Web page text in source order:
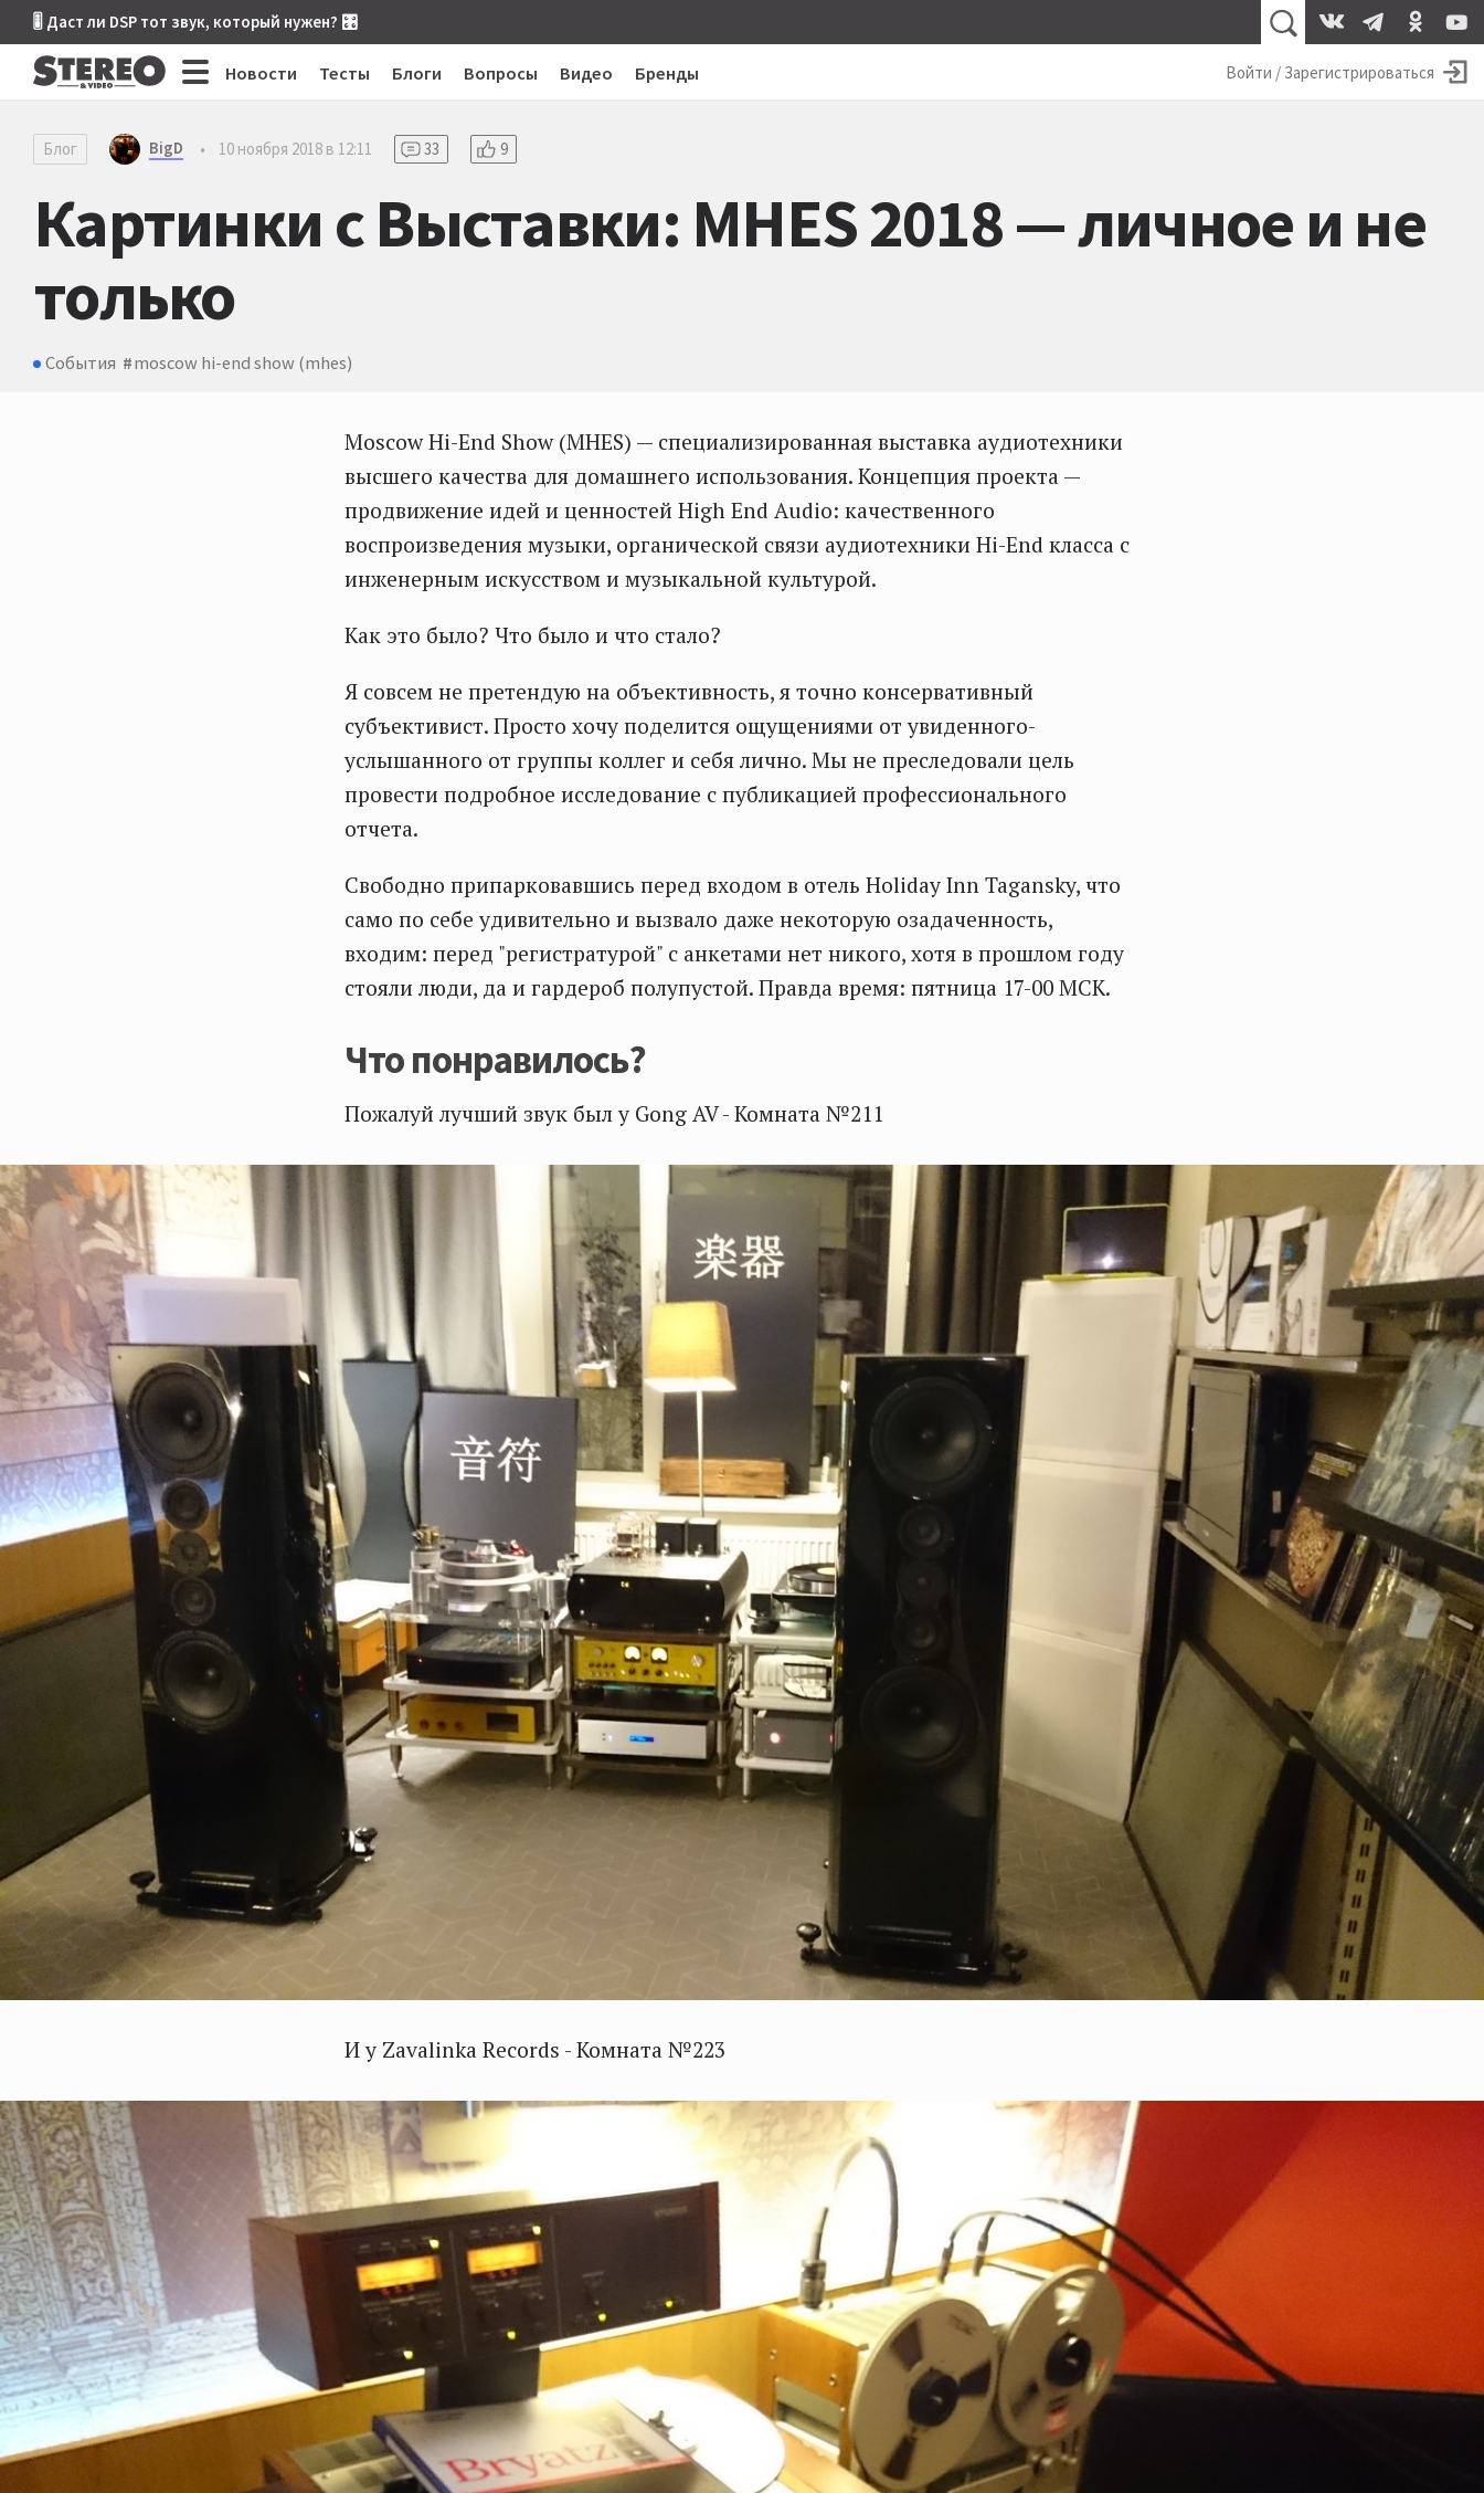
🎚 Даст ли DSP тот звук, который нужен? 🎛
Новости Тесты Блоги Вопросы Видео Бренды Войти / Зарегистрироваться
Блог BigD • 10 ноября 2018 в 12:11 33 9
Картинки с Выставки: MHES 2018 — личное и не
только
События ​moscow hi-end show (mhes)
Moscow Hi-End Show (MHES) — специализированная выставка аудиотехники
высшего качества для домашнего использования. Концепция проекта —
продвижение идей и ценностей High End Audio: качественного
воспроизведения музыки, органической связи аудиотехники Hi-End класса с
инженерным искусством и музыкальной культурой.
Как это было? Что было и что стало?
Я совсем не претендую на объективность, я точно консервативный
субъективист. Просто хочу поделится ощущениями от увиденного-
услышанного от группы коллег и себя лично. Мы не преследовали цель
провести подробное исследование с публикацией профессионального
отчета.
Свободно припарковавшись перед входом в отель Holiday Inn Tagansky, что
само по себе удивительно и вызвало даже некоторую озадаченность,
входим: перед "регистратурой" с анкетами нет никого, хотя в прошлом году
стояли люди, да и гардероб полупустой. Правда время: пятница 17-00 МСК.
Что понравилось?
Пожалуй лучший звук был у Gong AV - Комната №211
И у Zavalinka Records - Комната №223